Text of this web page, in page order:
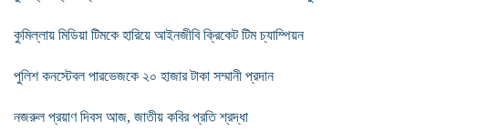
কুমিল্লায় মিডিয়া টিমকে হারিয়ে আইনজীবি ক্রিকেট টিম চ্যাম্পিয়ন
পুলিশ কনস্টেবল পারভেজকে ২০ হাজার টাকা সম্মানী প্রদান
নজরুল প্রয়াণ দিবস আজ, জাতীয় কবির প্রতি শ্রদ্ধা